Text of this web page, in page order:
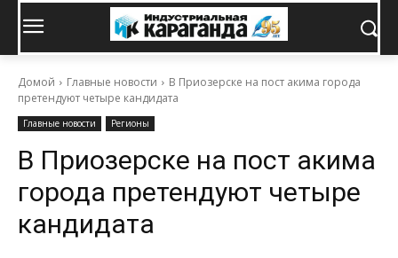
Домой Главные новости
В Приозерске на пост акима города
претендуют четыре кандидата
Главные новости Регионы
В Приозерске на пост акима
города претендуют четыре
кандидата